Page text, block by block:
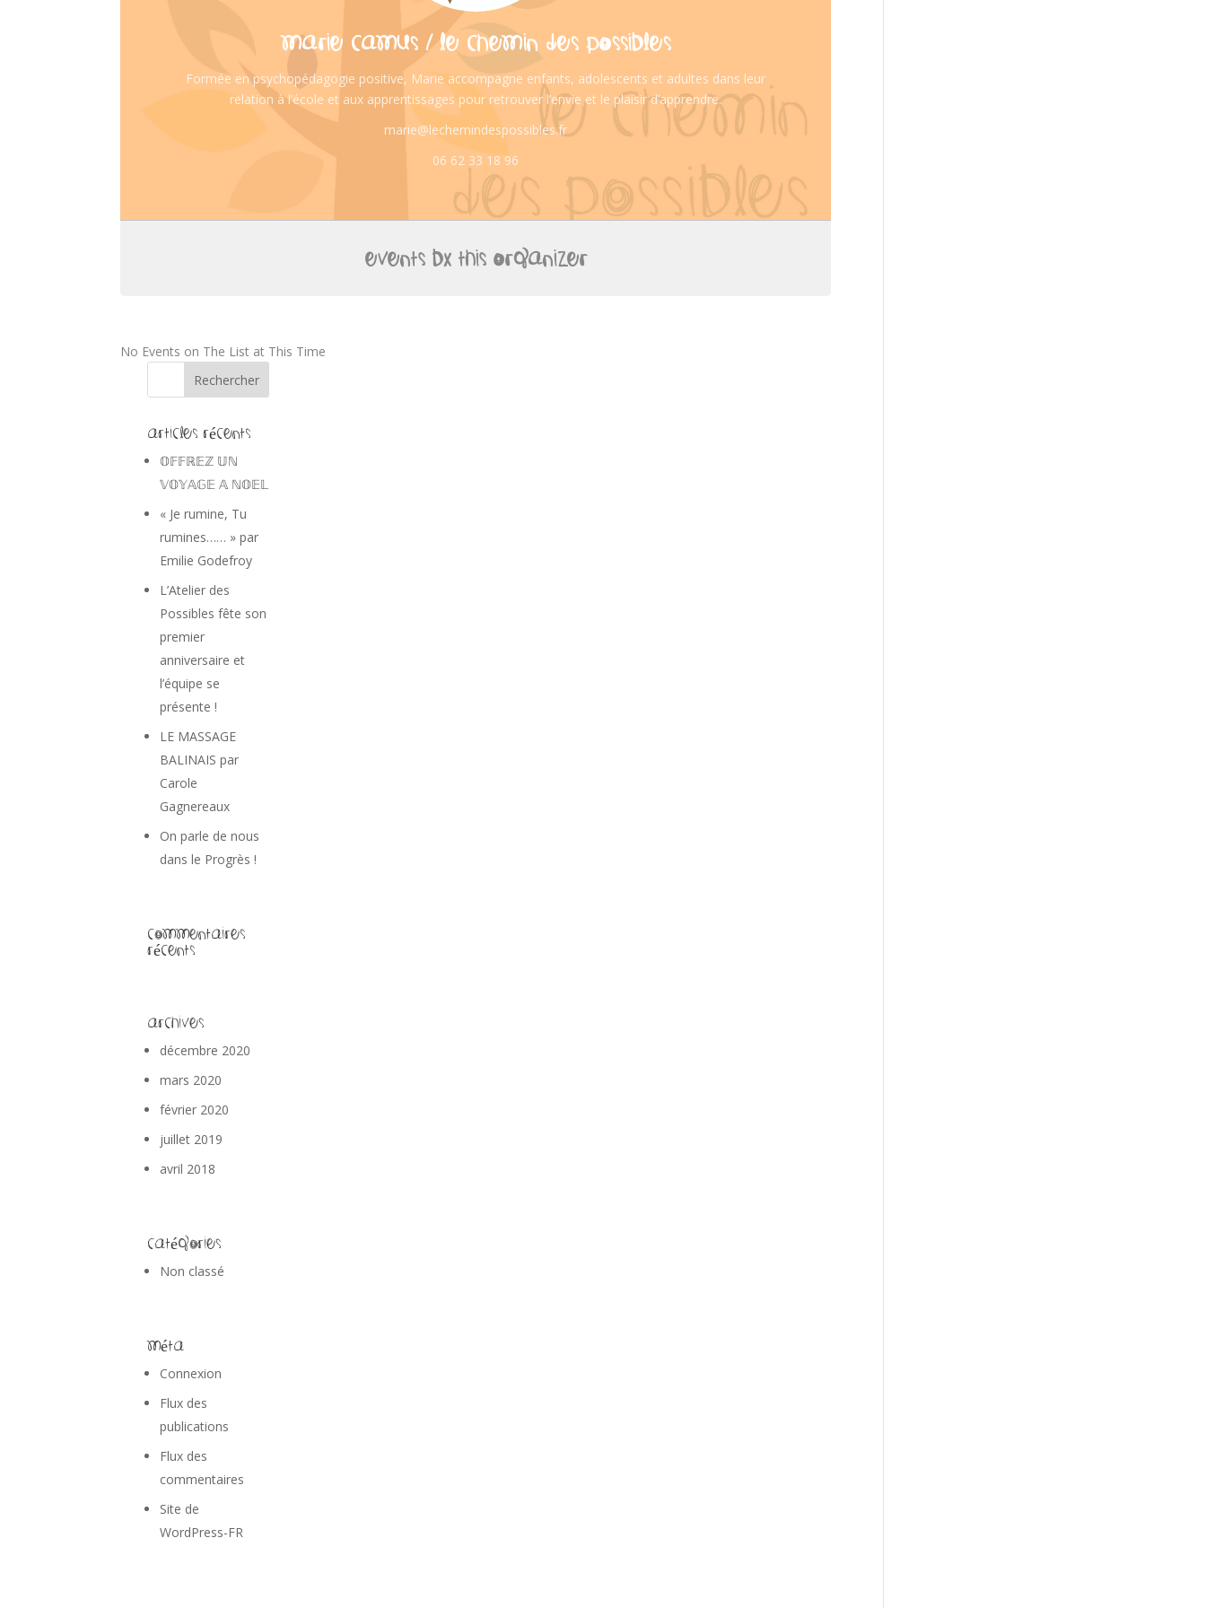
MARIE CAMUS / LE CHEMIN DES POSSIBLES
Formée en psychopédagogie positive, Marie accompagne enfants, adolescents et adultes dans leur
relation à l’école et aux apprentissages pour retrouver l’envie et le plaisir d’apprendre.
marie@lechemindespossibles.fr
06 62 33 18 96
EVENTS BY THIS ORGANIZER
No Events on The List at This Time
Articles récents
𝕆𝔽𝔽ℝ𝔼ℤ 𝕌ℕ
𝕍𝕆𝕐𝔸𝔾𝔼 𝔸 ℕ𝕆𝔼𝕃
« Je rumine, Tu
rumines…… » par
Emilie Godefroy
L’Atelier des
Possibles fête son
premier
anniversaire et
l’équipe se
présente !
LE MASSAGE
BALINAIS par
Carole
Gagnereaux
On parle de nous
dans le Progrès !
Commentaires
récents
Archives
décembre 2020
mars 2020
février 2020
juillet 2019
avril 2018
Catégories
Non classé
Méta
Connexion
Flux des
publications
Flux des
commentaires
Site de
WordPress-FR